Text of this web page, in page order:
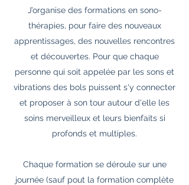
J’organise des formations en sono-
thérapies, pour faire des nouveaux
apprentissages, des nouvelles rencontres
et découvertes. Pour que chaque
personne qui soit appelée par les sons et
vibrations des bols puissent s'y connecter
et proposer à son tour autour d'elle les
soins merveilleux et leurs bienfaits si
profonds et multiples.
Chaque formation se déroule sur une
journée (sauf pout la formation complète